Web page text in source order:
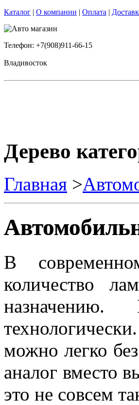
Каталог | О компании | Оплата |
Телефон: +7(908)911-66-15
Владивосток
Дерево
Главная >
В
количество
можно легко
аналог вместо
это не совсем